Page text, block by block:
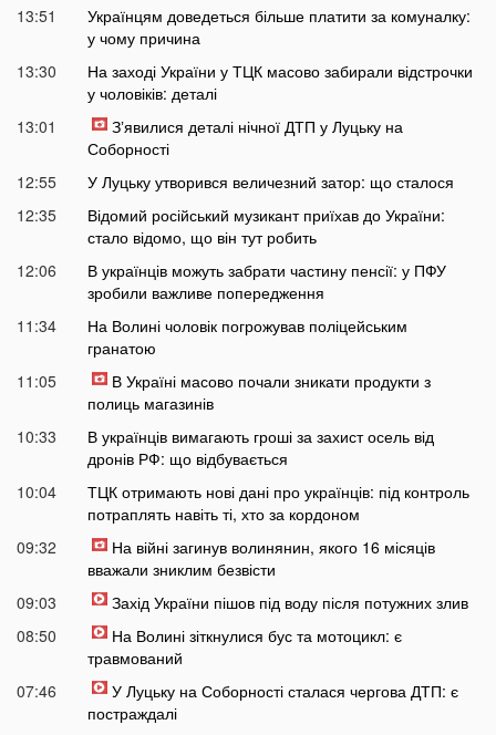
13:51
Українцям доведеться більше платити за комуналку:
у чому причина
13:30
На заході України у ТЦК масово забирали відстрочки
у чоловіків: деталі
13:01
Зʼявилися деталі нічної ДТП у Луцьку на
Соборності
12:55
У Луцьку утворився величезний затор: що сталося
12:35
Відомий російський музикант приїхав до України:
стало відомо, що він тут робить
12:06
В українців можуть забрати частину пенсії: у ПФУ
зробили важливе попередження
11:34
На Волині чоловік погрожував поліцейським
гранатою
11:05
В Україні масово почали зникати продукти з
полиць магазинів
10:33
В українців вимагають гроші за захист осель від
дронів РФ: що відбувається
10:04
ТЦК отримають нові дані про українців: під контроль
потраплять навіть ті, хто за кордоном
09:32
На війні загинув волинянин, якого 16 місяців
вважали зниклим безвісти
09:03
Захід України пішов під воду після потужних злив
08:50
На Волині зіткнулися бус та мотоцикл: є
травмований
07:46
У Луцьку на Соборності сталася чергова ДТП: є
постраждалі